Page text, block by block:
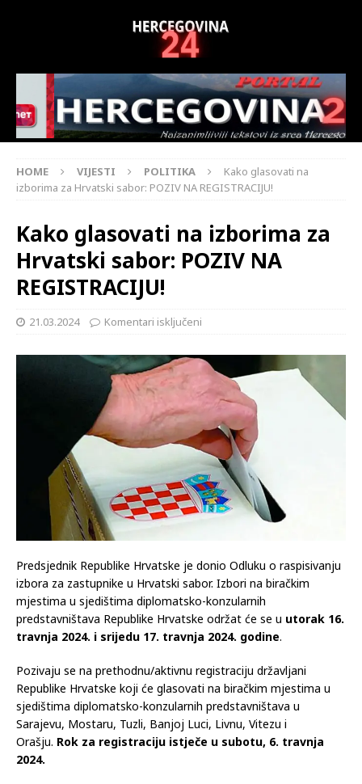
HOME VIJESTI POLITIKA
Kako glasovati na
izborima za Hrvatski sabor: POZIV NA REGISTRACIJU!
Kako glasovati na izborima za
Hrvatski sabor: POZIV NA
REGISTRACIJU!
21.03.2024 Komentari isključeni
Predsjednik Republike Hrvatske je donio Odluku o raspisivanju
izbora za zastupnike u Hrvatski sabor. Izbori na biračkim
mjestima u sjedištima diplomatsko-konzularnih
predstavništava Republike Hrvatske održat će se u utorak 16.
travnja 2024. i srijedu 17. travnja 2024. godine.
Pozivaju se na prethodnu/aktivnu registraciju državljani
Republike Hrvatske koji će glasovati na biračkim mjestima u
sjedištima diplomatsko-konzularnih predstavništava u
Sarajevu, Mostaru, Tuzli, Banjoj Luci, Livnu, Vitezu i
Orašju. Rok za registraciju istječe u subotu, 6. travnja
2024.